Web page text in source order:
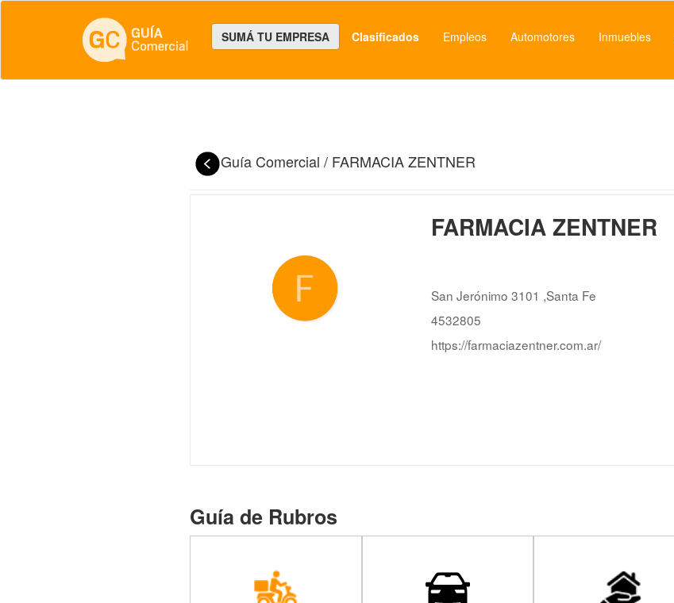
SUMÁ TU EMPRESA Clasificados Empleos Automotores Inmuebles
Guía Comercial / FARMACIA ZENTNER
FARMACIA ZENTNER
San Jerónimo 3101 ,Santa Fe
4532805
https://farmaciazentner.com.ar/
Guía de Rubros